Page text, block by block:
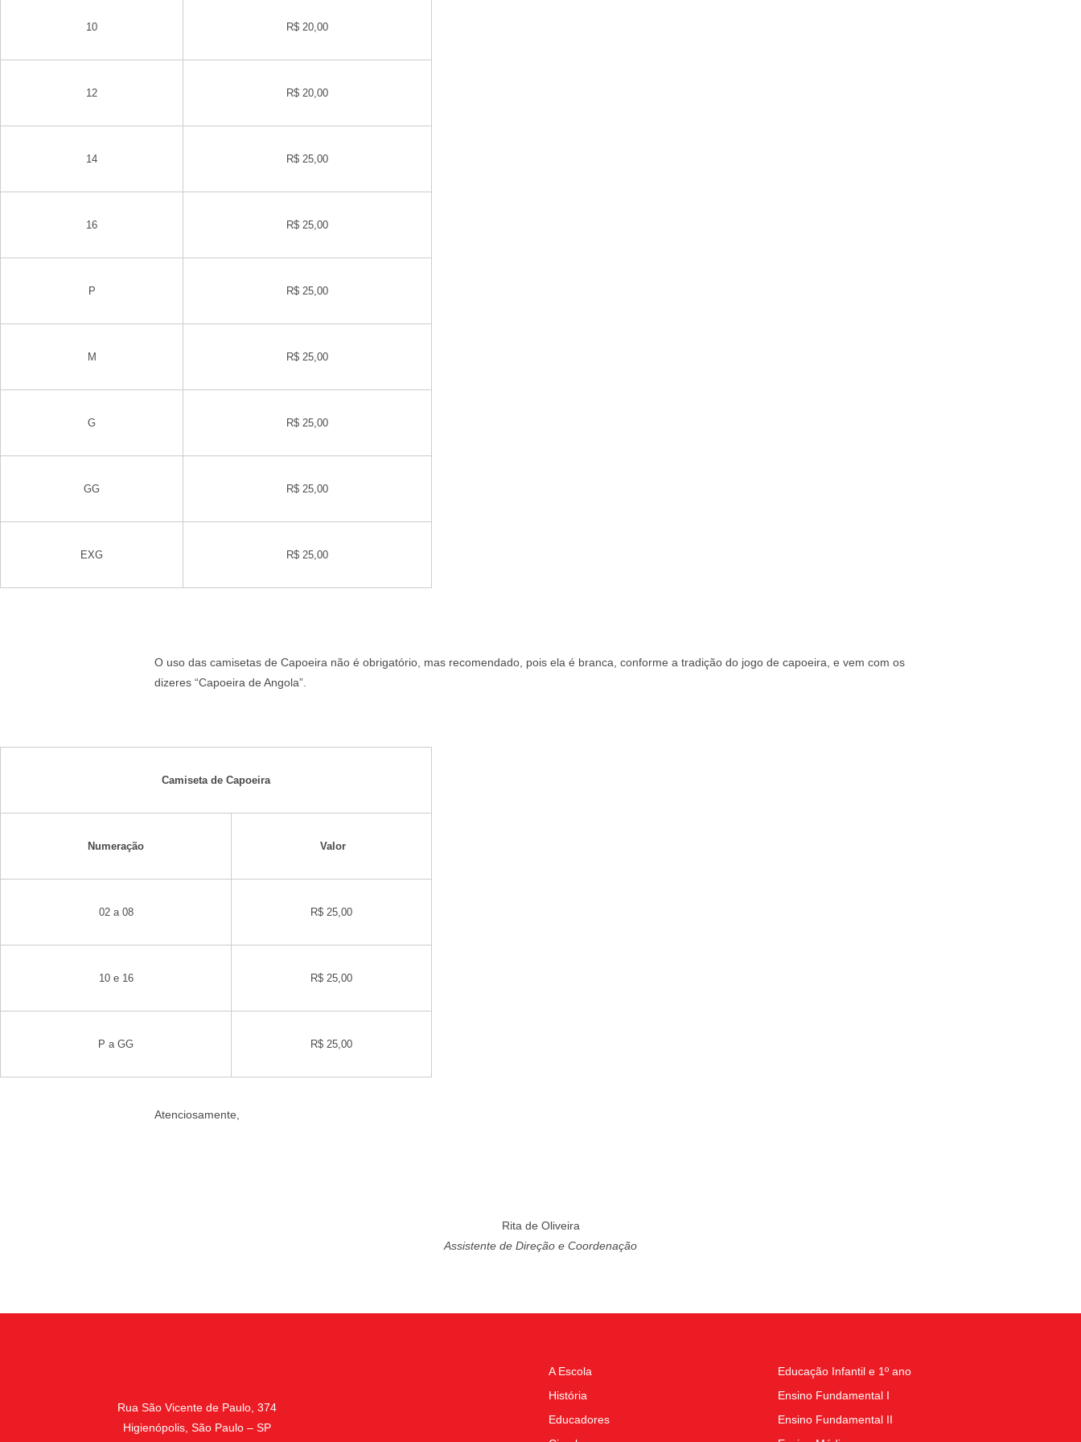
10 R$ 20,00
12 R$ 20,00
14 R$ 25,00
16 R$ 25,00
P R$ 25,00
M R$ 25,00
G R$ 25,00
GG R$ 25,00
EXG R$ 25,00
O uso das camisetas de Capoeira não é obrigatório, mas recomendado, pois ela é branca, conforme a tradição do jogo de capoeira, e vem com os
dizeres “Capoeira de Angola”.
Camiseta de Capoeira
Numeração Valor
02 a 08 R$ 25,00
10 e 16 R$ 25,00
P a GG R$ 25,00
Atenciosamente,
Rita de Oliveira
Assistente de Direção e Coordenação
Rua São Vicente de Paulo, 374
Higienópolis, São Paulo – SP
A Escola
História
Educadores
Educação Infantil e 1º ano
Ensino Fundamental I
Ensino Fundamental II